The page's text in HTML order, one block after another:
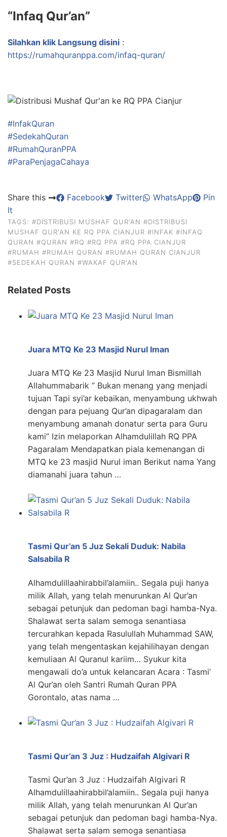
“Infaq Qur’an”
Silahkan klik Langsung disini :
https://rumahquranppa.com/infaq-quran/
#InfakQuran
#SedekahQuran
#RumahQuranPPA
#ParaPenjagaCahaya
Share this Facebook Twitter WhatsApp
Pin
It
TAGS: #DISTRIBUSI MUSHAF QUR'AN #DISTRIBUSI
MUSHAF QUR'AN KE RQ PPA CIANJUR #INFAK #INFAQ
QURAN #QURAN #RQ #RQ PPA #RQ PPA CIANJUR
#RUMAH #RUMAH QURAN #RUMAH QURAN CIANJUR
#SEDEKAH QURAN #WAKAF QUR'AN
Related Posts
Juara MTQ Ke 23 Masjid Nurul Iman
Juara MTQ Ke 23 Masjid Nurul Iman Bismillah
Allahummabarik ” Bukan menang yang menjadi
tujuan Tapi syi’ar kebaikan, menyambung ukhwah
dengan para pejuang Qur’an dipagaralam dan
menyambung amanah donatur serta para Guru
kami” Izin melaporkan Alhamdulillah RQ PPA
Pagaralam Mendapatkan piala kemenangan di
MTQ ke 23 masjid Nurul iman Berikut nama Yang
diamanahi juara tahun …
Tasmi Qur’an 5 Juz Sekali Duduk: Nabila
Salsabila R
Alhamdulillaahirabbil’alamiin.. Segala puji hanya
milik Allah, yang telah menurunkan Al Qur’an
sebagai petunjuk dan pedoman bagi hamba-Nya.
Shalawat serta salam semoga senantiasa
tercurahkan kepada Rasulullah Muhammad SAW,
yang telah mengentaskan kejahilihayan dengan
kemuliaan Al Quranul kariim… Syukur kita
mengawali do’a untuk kelancaran Acara : Tasmi’
Al Qur’an oleh Santri Rumah Quran PPA
Gorontalo, atas nama …
Tasmi Qur’an 3 Juz : Hudzaifah Algivari R
Tasmi Qur’an 3 Juz : Hudzaifah Algivari R
Alhamdulillaahirabbil’alamiin.. Segala puji hanya
milik Allah, yang telah menurunkan Al Qur’an
sebagai petunjuk dan pedoman bagi hamba-Nya.
Shalawat serta salam semoga senantiasa